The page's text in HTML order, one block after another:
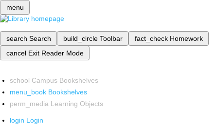
menu
search Search build_circle Toolbar fact_check Homework
cancel Exit Reader Mode
school Campus Bookshelves
menu_book Bookshelves
perm_media Learning Objects
login Login